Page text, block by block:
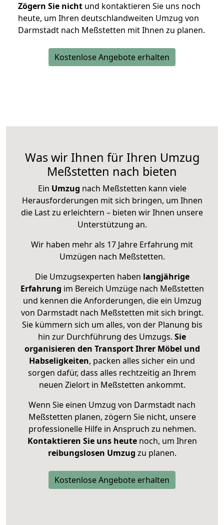
Zögern Sie nicht und kontaktieren Sie uns noch
heute, um Ihren deutschlandweiten Umzug von
Darmstadt nach Meßstetten mit Ihnen zu planen.
Kostenlose Angebote erhalten
Was wir Ihnen für Ihren Umzug
Meßstetten nach bieten
Ein Umzug nach Meßstetten kann viele
Herausforderungen mit sich bringen, um Ihnen
die Last zu erleichtern – bieten wir Ihnen unsere
Unterstützung an.
Wir haben mehr als 17 Jahre Erfahrung mit
Umzügen nach Meßstetten.
Die Umzugsexperten haben langjährige
Erfahrung im Bereich Umzüge nach Meßstetten
und kennen die Anforderungen, die ein Umzug
von Darmstadt nach Meßstetten mit sich bringt.
Sie kümmern sich um alles, von der Planung bis
hin zur Durchführung des Umzugs. Sie
organisieren den Transport Ihrer Möbel und
Habseligkeiten, packen alles sicher ein und
sorgen dafür, dass alles rechtzeitig an Ihrem
neuen Zielort in Meßstetten ankommt.
Wenn Sie einen Umzug von Darmstadt nach
Meßstetten planen, zögern Sie nicht, unsere
professionelle Hilfe in Anspruch zu nehmen.
Kontaktieren Sie uns heutenoch, um Ihren
reibungslosen Umzug zu planen.
Kostenlose Angebote erhalten